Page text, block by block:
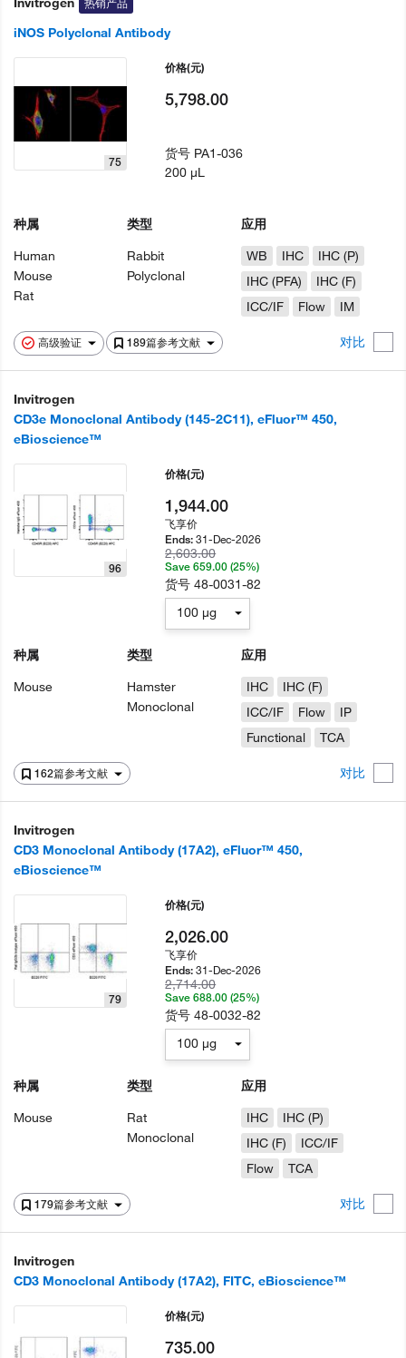
热销产品
iNOS Polyclonal Antibody
高级验证 189篇参考文献 对比
75
种属
Human
Mouse
Rat
类型
Rabbit
Polyclonal
应用
WB
IHC
IHC (P)
IHC (PFA)
IHC (F)
ICC/IF
Flow IM
价格(元)
5,798.00
货号 PA1-036
200 µL
Invitrogen
CD3e Monoclonal Antibody (145-2C11), eFluor™ 450,
eBioscience™
162篇参考文献 对比
96
种属
Mouse
类型
Hamster
Monoclonal
应用
IHC
IHC (F)
ICC/IF
Flow
IP
Functional
TCA
价格(元)
1,944.00
飞享价
Ends:31-Dec-2026
2,603.00
Save 659.00 (25%)
货号48-0031-82
100 µg
Invitrogen
CD3 Monoclonal Antibody (17A2), eFluor™ 450,
eBioscience™
179篇参考文献 对比
79
种属
Mouse
类型
Rat
Monoclonal
应用
IHC
IHC (P)
IHC (F)
ICC/IF
Flow
TCA
价格(元)
2,026.00
飞享价
Ends:31-Dec-2026
2,714.00
Save 688.00 (25%)
货号48-0032-82
100 µg
Invitrogen
CD3 Monoclonal Antibody (17A2), FITC, eBioscience™
价格(元)
735.00